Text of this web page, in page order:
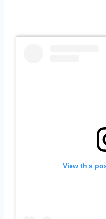
View this